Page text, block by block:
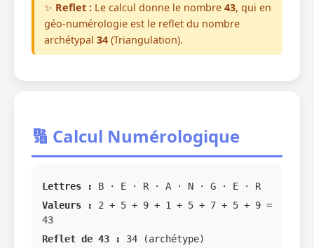
✨ Reflet : Le calcul donne le nombre 43, qui en
géo-numérologie est le reflet du nombre
archétypal 34 (Triangulation).
🔢 Calcul Numérologique
Lettres :
B · E · R · A · N · G · E · R
Valeurs :
2 + 5 + 9 + 1 + 5 + 7 + 5 + 9 =
43
Reflet de 43 :
34 (archétype)